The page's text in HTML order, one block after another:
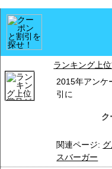
ランキング上
2015年アンケ
引に
ク
関連ページ:
スバーガー